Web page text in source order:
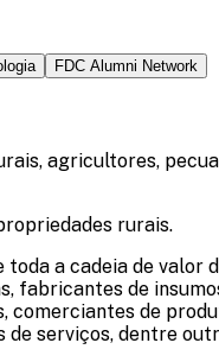
FDC Alumni Network
agricultores,
rurais.
toda a cadeia de valor
fabricantes de
comerciantes de
de serviços, dentre